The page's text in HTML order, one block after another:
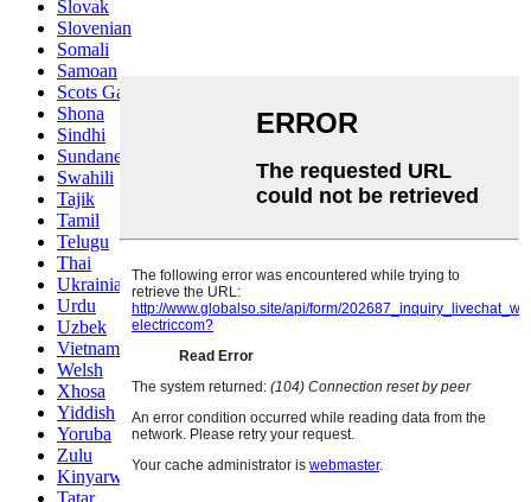
Slovak
Slovenian
Somali
Samoan
Scots Gaelic
Shona
Sindhi
Sundanese
Swahili
Tajik
Tamil
Telugu
Thai
Ukrainian
Urdu
Uzbek
Vietnamese
Welsh
Xhosa
Yiddish
Yoruba
Zulu
Kinyarwanda
Tatar